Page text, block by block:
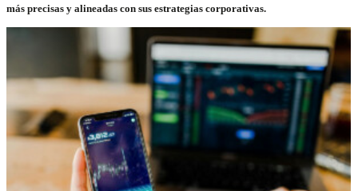
más precisas y alineadas con sus estrategias corporativas.